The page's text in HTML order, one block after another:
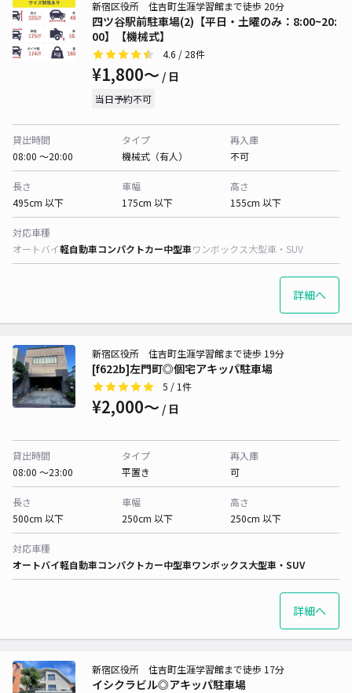
四ツ谷駅前駐車場(2)【平日・土曜のみ：8:00~20:
00】【機械式】
新宿区役所 住吉町生涯学習館まで徒歩 20分
4.6 / 28件
¥1,800〜 / 日
当日予約不可
貸出時間
08:00 〜20:00
タイプ
機械式（有人）
再入庫
不可
長さ
495cm 以下
車幅
175cm 以下
高さ
155cm 以下
対応車種
オートバイ軽自動車コンパクトカー中型車ワンボックス大型車・SUV
詳細へ
[f622b]左門町◎個宅アキッパ駐車場
新宿区役所 住吉町生涯学習館まで徒歩 19分
5 / 1件
¥2,000〜 / 日
貸出時間
08:00 〜23:00
タイプ
平置き
再入庫
可
長さ
500cm 以下
車幅
250cm 以下
高さ
250cm 以下
対応車種
オートバイ軽自動車コンパクトカー中型車ワンボックス大型車・SUV
詳細へ
イシクラビル◎アキッパ駐車場
新宿区役所 住吉町生涯学習館まで徒歩 17分